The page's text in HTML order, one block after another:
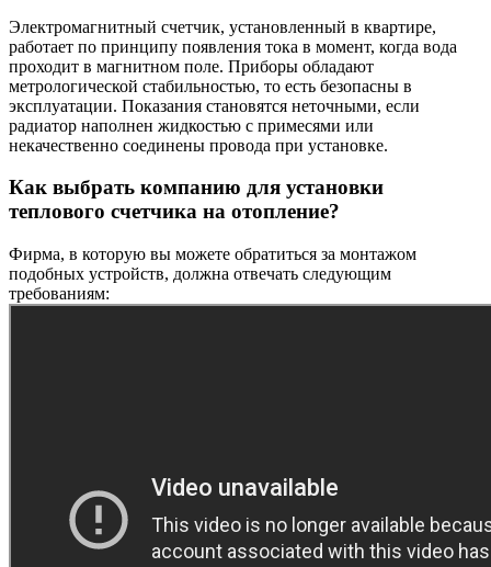
Электромагнитный счетчик, установленный в квартире,
работает по принципу появления тока в момент, когда вода
проходит в магнитном поле. Приборы обладают
метрологической стабильностью, то есть безопасны в
эксплуатации. Показания становятся неточными, если
радиатор наполнен жидкостью с примесями или
некачественно соединены провода при установке.
Как выбрать компанию для установки
теплового счетчика на отопление?
Фирма, в которую вы можете обратиться за монтажом
подобных устройств, должна отвечать следующим
требованиям: